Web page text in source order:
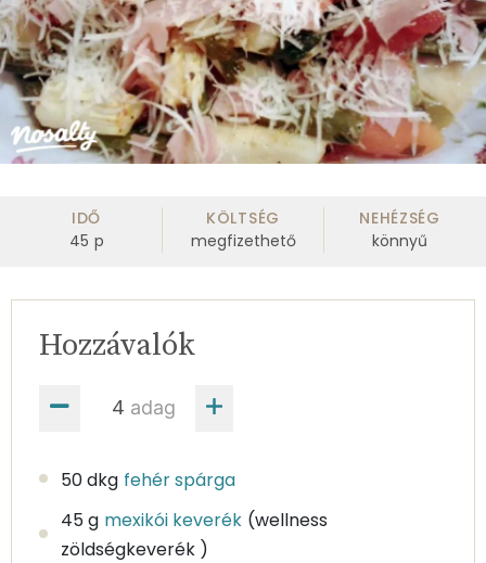
IDŐ
45 p
KÖLTSÉG
megfizethető
NEHÉZSÉG
könnyű
adag
Hozzávalók
50 dkg fehér spárga
45 g mexikói keverék (wellness
zöldségkeverék )